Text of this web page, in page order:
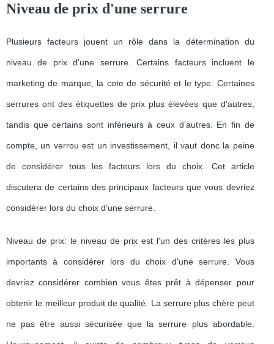
Niveau de prix d'une serrure
Plusieurs facteurs jouent un rôle dans la détermination du
niveau de prix d'une serrure. Certains facteurs incluent le
marketing de marque, la cote de sécurité et le type. Certaines
serrures ont des étiquettes de prix plus élevées que d'autres,
tandis que certains sont inférieurs à ceux d'autres. En fin de
compte, un verrou est un investissement, il vaut donc la peine
de considérer tous les facteurs lors du choix. Cet article
discutera de certains des principaux facteurs que vous devriez
considérer lors du choix d'une serrure.
Niveau de prix: le niveau de prix est l'un des critères les plus
importants à considérer lors du choix d'une serrure. Vous
devriez considérer combien vous êtes prêt à dépenser pour
obtenir le meilleur produit de qualité. La serrure plus chère peut
ne pas être aussi sécurisée que la serrure plus abordable.